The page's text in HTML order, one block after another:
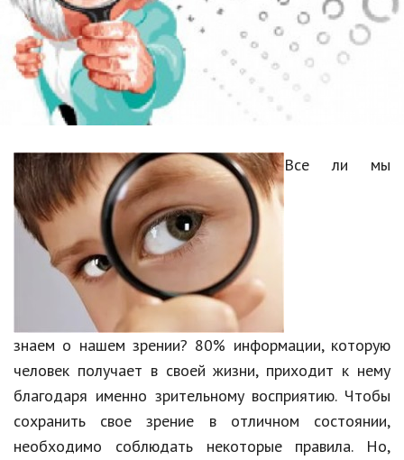
Образование
В мире
Культура
Авто, мото
Спорт
Знаменитости
Статьи
Обзоры
Рецепты
Красота и здоровье
Hi-Tech. Интернет
Авто, мото
Все ли мы
знаем о нашем зрении? 80% информации, которую
человек получает в своей жизни, приходит к нему
благодаря именно зрительному восприятию. Чтобы
сохранить свое зрение в отличном состоянии,
необходимо соблюдать некоторые правила. Но,